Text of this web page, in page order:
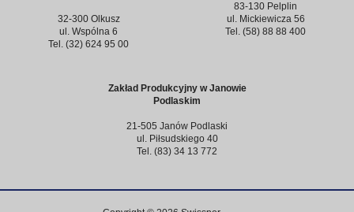
32-300 Olkusz
ul. Wspólna 6
Tel. (32) 624 95 00
83-130 Pelplin
ul. Mickiewicza 56
Tel. (58) 88 88 400
Zakład Produkcyjny w Janowie
Podlaskim
21-505 Janów Podlaski
ul. Piłsudskiego 40
Tel. (83) 34 13 772